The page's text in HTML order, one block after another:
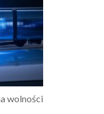
wolności